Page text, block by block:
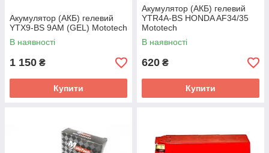
Акумулятор (АКБ) гелевий
YTX9-BS 9AM (GEL) Mototech
В наявності
1 150 ₴
Купити
Акумулятор (АКБ) гелевий
YTR4A-BS HONDA AF34/35
Mototech
В наявності
620 ₴
Купити